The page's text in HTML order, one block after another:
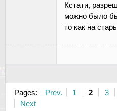
Кстати,
можно было
то как на
Pages: Prev. 1 2 3
Next